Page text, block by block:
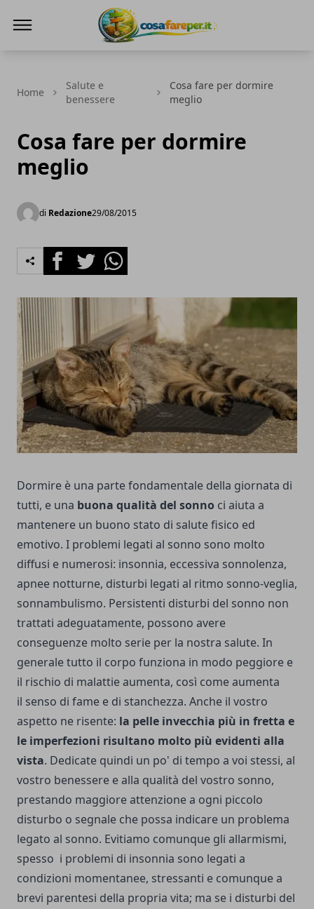
Home
Salute e
benessere
Cosa fare per dormire
meglio
Cosa fare per dormire
meglio
di Redazione29/08/2015
FacebookTwitterWhatsapp
Dormire è una parte fondamentale della giornata di
tutti, e una buona qualità del sonno ci aiuta a
mantenere un buono stato di salute fisico ed
emotivo. I problemi legati al sonno sono molto
diffusi e numerosi: insonnia, eccessiva sonnolenza,
apnee notturne, disturbi legati al ritmo sonno-veglia,
sonnambulismo. Persistenti disturbi del sonno non
trattati adeguatamente, possono avere
conseguenze molto serie per la nostra salute. In
generale tutto il corpo funziona in modo peggiore e
il rischio di malattie aumenta, così come aumenta
il senso di fame e di stanchezza. Anche il vostro
aspetto ne risente: la pelle invecchia più in fretta e
le imperfezioni risultano molto più evidenti alla
vista. Dedicate quindi un po' di tempo a voi stessi, al
vostro benessere e alla qualità del vostro sonno,
prestando maggiore attenzione a ogni piccolo
disturbo o segnale che possa indicare un problema
legato al sonno. Evitiamo comunque gli allarmismi,
spesso i problemi di insonnia sono legati a
condizioni momentanee, stressanti e comunque a
brevi parentesi della propria vita; ma se i disturbi del